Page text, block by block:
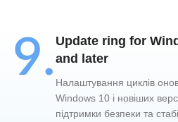
9.Update ring for
and later
Налаштування циклів
Windows 10 і новіших
підтримки безпеки та